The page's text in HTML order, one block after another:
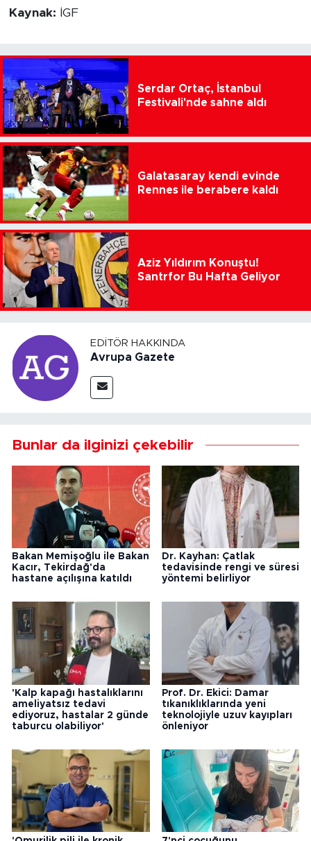
Kaynak: İGF
Serdar Ortaç, İstanbul
Festivali'nde sahne aldı
Galatasaray kendi evinde
Rennes ile berabere kaldı
Aziz Yıldırım Konuştu!
Santrfor Bu Hafta Geliyor
EDITÖR HAKKINDA
Avrupa Gazete
Bunlar da ilginizi çekebilir
Bakan Memişoğlu ile Bakan
Kacır, Tekirdağ'da
hastane açılışına katıldı
Dr. Kayhan: Çatlak
tedavisinde rengi ve süresi
yöntemi belirliyor
'Kalp kapağı hastalıklarını
ameliyatsız tedavi
ediyoruz, hastalar 2 günde
taburcu olabiliyor'
Prof. Dr. Ekici: Damar
tıkanıklıklarında yeni
teknolojiyle uzuv kayıpları
önleniyor